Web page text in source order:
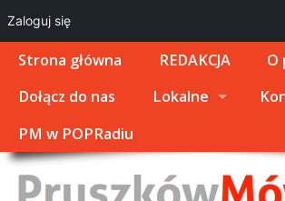
Strona główna REDAKCJA
O
Dołącz do nas
Lokalne
PM w POPRadiu
Zaloguj się